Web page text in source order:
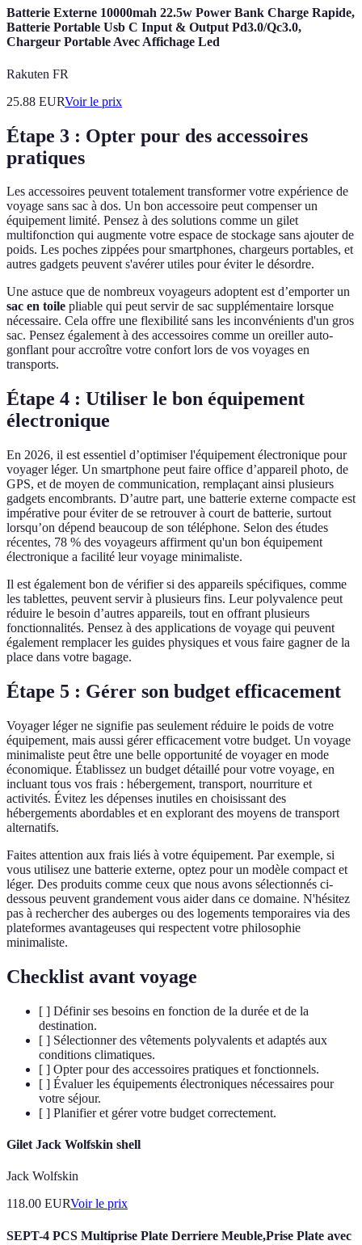
Batterie Externe 10000mah 22.5w Power Bank Charge Rapide,
Batterie Portable Usb C Input & Output Pd3.0/Qc3.0,
Chargeur Portable Avec Affichage Led
Rakuten FR
25.88 EURVoir le prix
Étape 3 : Opter pour des accessoires
pratiques
Les accessoires peuvent totalement transformer votre expérience de
voyage sans sac à dos. Un bon accessoire peut compenser un
équipement limité. Pensez à des solutions comme un gilet
multifonction qui augmente votre espace de stockage sans ajouter de
poids. Les poches zippées pour smartphones, chargeurs portables, et
autres gadgets peuvent s'avérer utiles pour éviter le désordre.
Une astuce que de nombreux voyageurs adoptent est d’emporter un
sac en toile pliable qui peut servir de sac supplémentaire lorsque
nécessaire. Cela offre une flexibilité sans les inconvénients d'un gros
sac. Pensez également à des accessoires comme un oreiller auto-
gonflant pour accroître votre confort lors de vos voyages en
transports.
Étape 4 : Utiliser le bon équipement
électronique
En 2026, il est essentiel d’optimiser l'équipement électronique pour
voyager léger. Un smartphone peut faire office d’appareil photo, de
GPS, et de moyen de communication, remplaçant ainsi plusieurs
gadgets encombrants. D’autre part, une batterie externe compacte est
impérative pour éviter de se retrouver à court de batterie, surtout
lorsqu’on dépend beaucoup de son téléphone. Selon des études
récentes, 78 % des voyageurs affirment qu'un bon équipement
électronique a facilité leur voyage minimaliste.
Il est également bon de vérifier si des appareils spécifiques, comme
les tablettes, peuvent servir à plusieurs fins. Leur polyvalence peut
réduire le besoin d’autres appareils, tout en offrant plusieurs
fonctionnalités. Pensez à des applications de voyage qui peuvent
également remplacer les guides physiques et vous faire gagner de la
place dans votre bagage.
Étape 5 : Gérer son budget efficacement
Voyager léger ne signifie pas seulement réduire le poids de votre
équipement, mais aussi gérer efficacement votre budget. Un voyage
minimaliste peut être une belle opportunité de voyager en mode
économique. Établissez un budget détaillé pour votre voyage, en
incluant tous vos frais : hébergement, transport, nourriture et
activités. Évitez les dépenses inutiles en choisissant des
hébergements abordables et en explorant des moyens de transport
alternatifs.
Faites attention aux frais liés à votre équipement. Par exemple, si
vous utilisez une batterie externe, optez pour un modèle compact et
léger. Des produits comme ceux que nous avons sélectionnés ci-
dessous peuvent grandement vous aider dans ce domaine. N'hésitez
pas à rechercher des auberges ou des logements temporaires via des
plateformes avantageuses qui respectent votre philosophie
minimaliste.
Checklist avant voyage
[ ] Définir ses besoins en fonction de la durée et de la
destination.
[ ] Sélectionner des vêtements polyvalents et adaptés aux
conditions climatiques.
[ ] Opter pour des accessoires pratiques et fonctionnels.
[ ] Évaluer les équipements électroniques nécessaires pour
votre séjour.
[ ] Planifier et gérer votre budget correctement.
Gilet Jack Wolfskin shell
Jack Wolfskin
118.00 EURVoir le prix
SEPT-4 PCS Multiprise Plate Derriere Meuble,Prise Plate avec